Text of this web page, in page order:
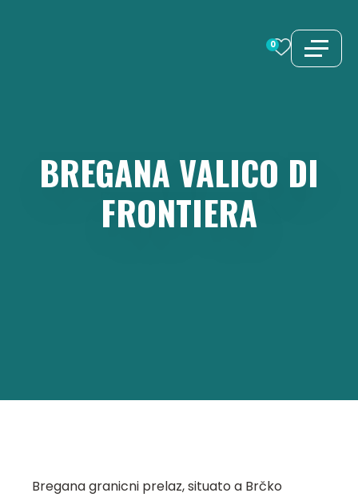
0
BREGANA VALICO DI
FRONTIERA
Bregana granicni prelaz, situato a Brčko